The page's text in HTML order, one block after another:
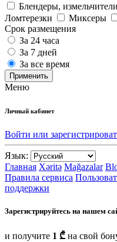
Блендеры, измельчители
Ломтерезки
Миксеры
Срок размещения
За 24 часа
За 7 дней
За все время
Применить
Меню
Личный кабинет
Войти или
Язык:
Главная Xəritə Mağazalar
Правила сервиса
поддержки
Зарегистрируйтесь на нашем
и получите 1 ₾ на свой